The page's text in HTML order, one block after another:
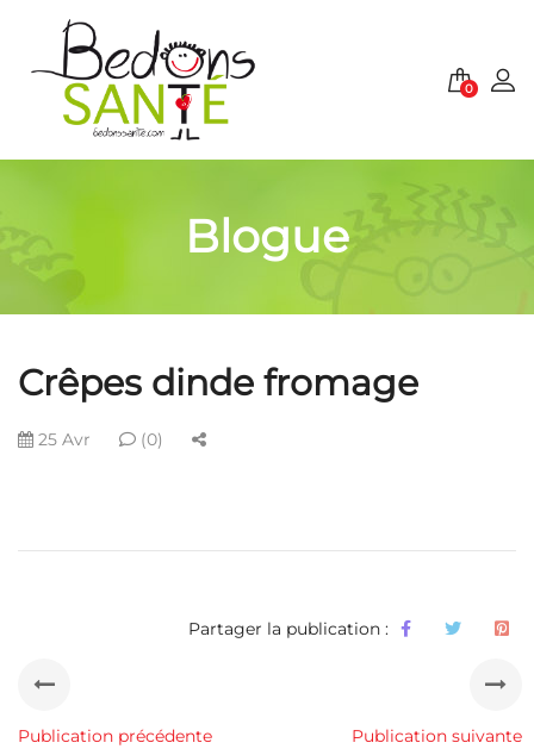
0
Blogue
Crêpes dinde fromage
25 Avr (0)
Partager la publication :
Publication précédente
Publication suivante